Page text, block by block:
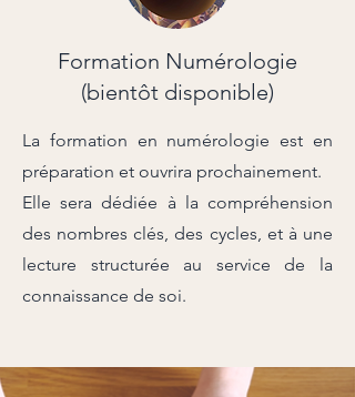
Formation Numérologie
(bientôt disponible)
La formation en numérologie est en
préparation et ouvrira prochainement.
Elle sera dédiée à la compréhension
des nombres clés, des cycles, et à une
lecture structurée au service de la
connaissance de soi.